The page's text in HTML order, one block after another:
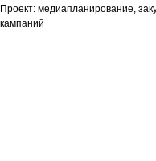
Проект: медиапланирование,
кампаний